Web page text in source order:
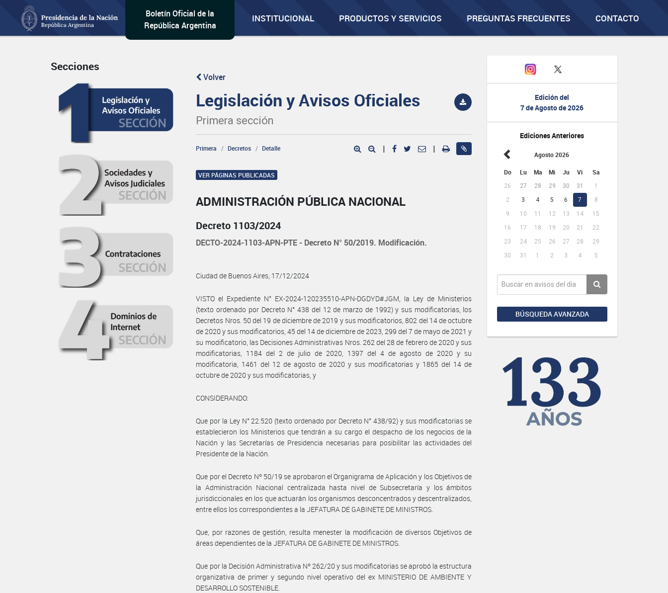
Boletín Oficial de la
República Argentina
INSTITUCIONAL PRODUCTOS Y SERVICIOS PREGUNTAS FRECUENTES CONTACTO
Edición del
7 de Agosto de 2026
Ediciones Anteriores
Agosto 2026
Do Lu Ma Mi Ju Vi Sa
26 27 28 29 30 31
1
2
3 4 5 6 7
8
9
10 11 12 13 14
15
16
17 18 19 20 21
22
23
24 25 26 27 28
29
30
31 1 2 3 4 5
BÚSQUEDA AVANZADA
Secciones
Volver
Legislación y Avisos Oficiales
Primera sección
Primera Decretos Detalle | |
VER PÁGINAS PUBLICADAS
ADMINISTRACIÓN PÚBLICA NACIONAL
Decreto 1103/2024
DECTO-2024-1103-APN-PTE - Decreto N° 50/2019. Modificación.
Ciudad de Buenos Aires, 17/12/2024
VISTO el Expediente N° EX-2024-120235510-APN-DGDYD#JGM, la Ley de Ministerios
(texto ordenado por Decreto N° 438 del 12 de marzo de 1992) y sus modificatorias, los
Decretos Nros. 50 del 19 de diciembre de 2019 y sus modificatorios, 802 del 14 de octubre
de 2020 y sus modificatorios, 45 del 14 de diciembre de 2023, 299 del 7 de mayo de 2021 y
su modificatorio, las Decisiones Administrativas Nros. 262 del 28 de febrero de 2020 y sus
modificatorias, 1184 del 2 de julio de 2020, 1397 del 4 de agosto de 2020 y su
modificatoria, 1461 del 12 de agosto de 2020 y sus modificatorias y 1865 del 14 de
octubre de 2020 y sus modificatorias, y
CONSIDERANDO:
Que por la Ley N° 22.520 (texto ordenado por Decreto N° 438/92) y sus modificatorias se
establecieron los Ministerios que tendrán a su cargo el despacho de los negocios de la
Nación y las Secretarías de Presidencia necesarias para posibilitar las actividades del
Presidente de la Nación.
Que por el Decreto Nº 50/19 se aprobaron el Organigrama de Aplicación y los Objetivos de
la Administración Nacional centralizada hasta nivel de Subsecretaría y los ámbitos
jurisdiccionales en los que actuarán los organismos desconcentrados y descentralizados,
entre ellos los correspondientes a la JEFATURA DE GABINETE DE MINISTROS.
Que, por razones de gestión, resulta menester la modificación de diversos Objetivos de
áreas dependientes de la JEFATURA DE GABINETE DE MINISTROS.
Que por la Decisión Administrativa Nº 262/20 y sus modificatorias se aprobó la estructura
organizativa de primer y segundo nivel operativo del ex MINISTERIO DE AMBIENTE Y
DESARROLLO SOSTENIBLE.